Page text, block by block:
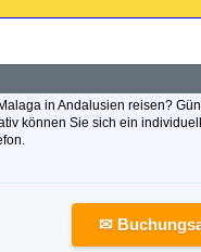
in Andalusien reisen?
können Sie sich ein
✉